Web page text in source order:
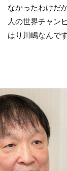
なかったわけだ
人の世界チャン
はり川嶋なんです